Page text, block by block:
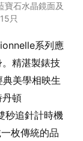
石水晶鏡面及
只
系列應
精湛製錶技
美學相映生
丹頓
秒追針計時機
枚傳統的品